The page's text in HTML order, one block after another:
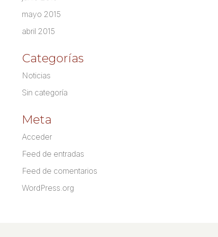
mayo 2015
abril 2015
Categorías
Noticias
Sin categoría
Meta
Acceder
Feed de entradas
Feed de comentarios
WordPress.org